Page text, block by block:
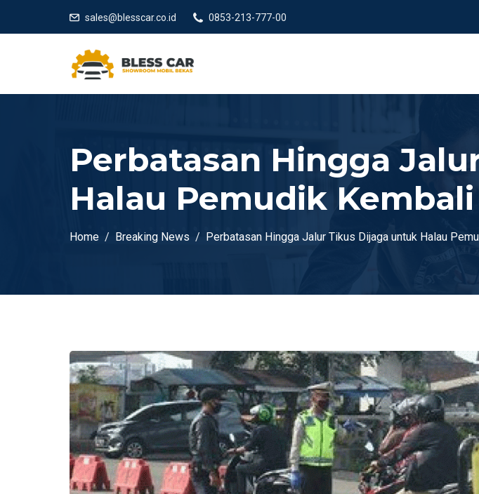
sales@blesscar.co.id 0853-213-777-00
Perbatasan Hingga
Halau Pemudik
Home Breaking News Perbatasan Hingga Jalur Tikus Dijaga untuk Halau